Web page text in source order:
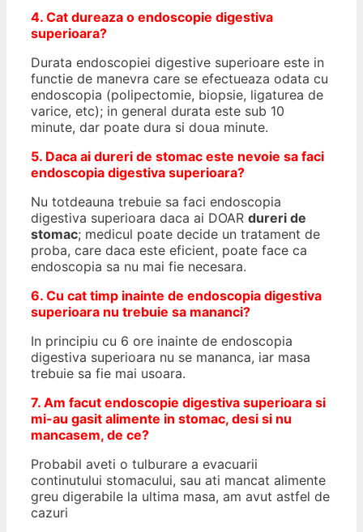
4. Cat dureaza o endoscopie digestiva
superioara?
Durata endoscopiei digestive superioare este in
functie de manevra care se efectueaza odata cu
endoscopia (polipectomie, biopsie, ligaturea de
varice, etc); in general durata este sub 10
minute, dar poate dura si doua minute.
5. Daca ai dureri de stomac este nevoie sa faci
endoscopia digestiva superioara?
Nu totdeauna trebuie sa faci endoscopia
digestiva superioara daca ai DOAR dureri de
stomac; medicul poate decide un tratament de
proba, care daca este eficient, poate face ca
endoscopia sa nu mai fie necesara.
6. Cu cat timp inainte de endoscopia digestiva
superioara nu trebuie sa mananci?
In principiu cu 6 ore inainte de endoscopia
digestiva superioara nu se mananca, iar masa
trebuie sa fie mai usoara.
7. Am facut endoscopie digestiva superioara si
mi-au gasit alimente in stomac, desi si nu
mancasem, de ce?
Probabil aveti o tulburare a evacuarii
continutului stomacului, sau ati mancat alimente
greu digerabile la ultima masa, am avut astfel de
cazuri